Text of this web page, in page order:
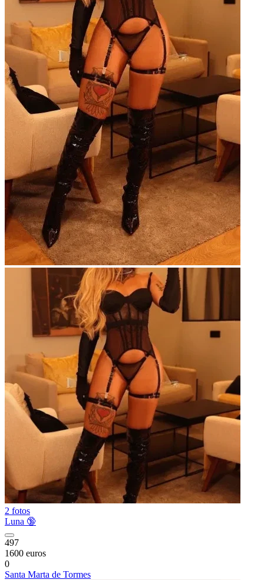
2 fotos
Luna 🔞
497
1600 euros
0
Santa Marta de Tormes